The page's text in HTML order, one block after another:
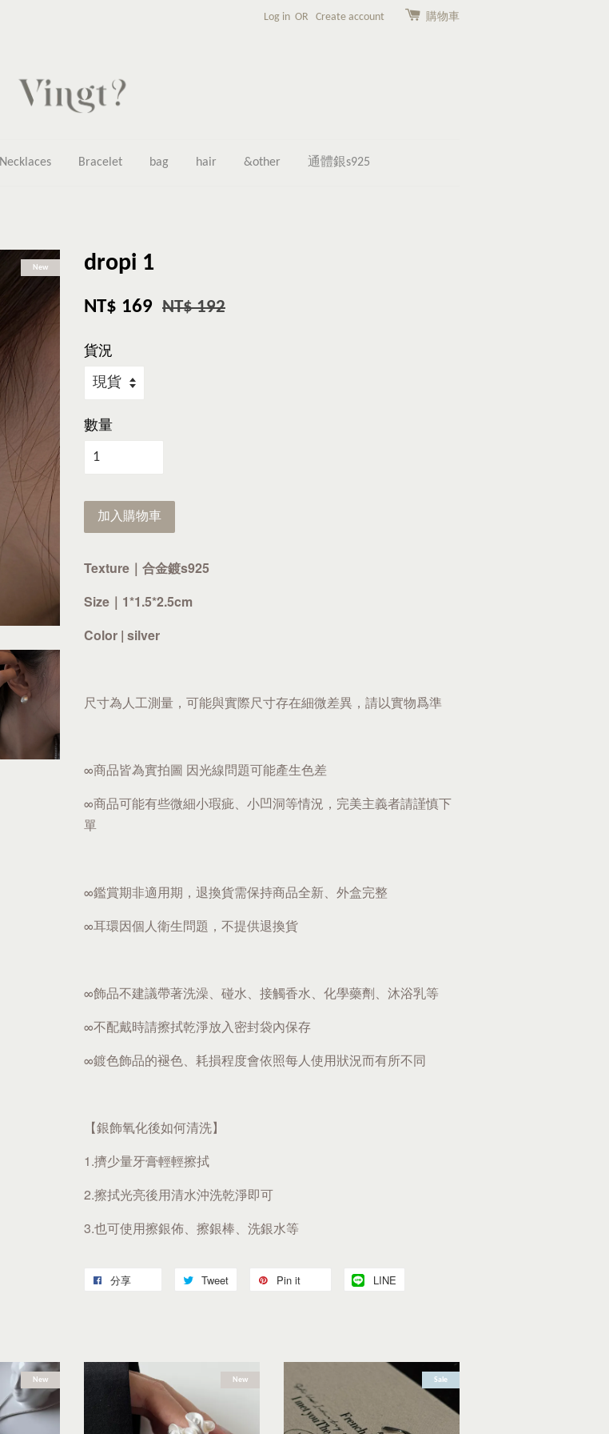
Log in OR Create account 購物車
Necklaces Bracelet bag hair &other 通體銀s925
New dropi 1
NT$ 169 NT$ 192
貨況
數量
加入購物車
Texture｜合金鍍s925
Size｜1*1.5*2.5cm
Color | silver
尺寸為人工測量，可能與實際尺寸存在細微差異，請以實物爲準
∞商品皆為實拍圖 因光線問題可能產生色差
∞商品可能有些微細小瑕疵、小凹洞等情況，完美主義者請謹慎下
單
∞鑑賞期非適用期，退換貨需保持商品全新、外盒完整
∞耳環因個人衛生問題，不提供退換貨
∞飾品不建議帶著洗澡、碰水、接觸香水、化學藥劑、沐浴乳等
∞不配戴時請擦拭乾淨放入密封袋內保存
∞鍍色飾品的褪色、耗損程度會依照每人使用狀況而有所不同
【銀飾氧化後如何清洗】
1.擠少量牙膏輕輕擦拭
2.擦拭光亮後用清水沖洗乾淨即可
3.也可使用擦銀佈、擦銀棒、洗銀水等
分享 Tweet Pin it LINE
New New Sale